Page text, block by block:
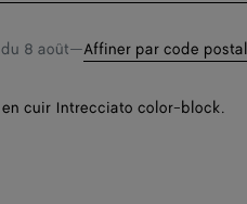
8 août—Affiner par code postal
cuir Intrecciato color-block.